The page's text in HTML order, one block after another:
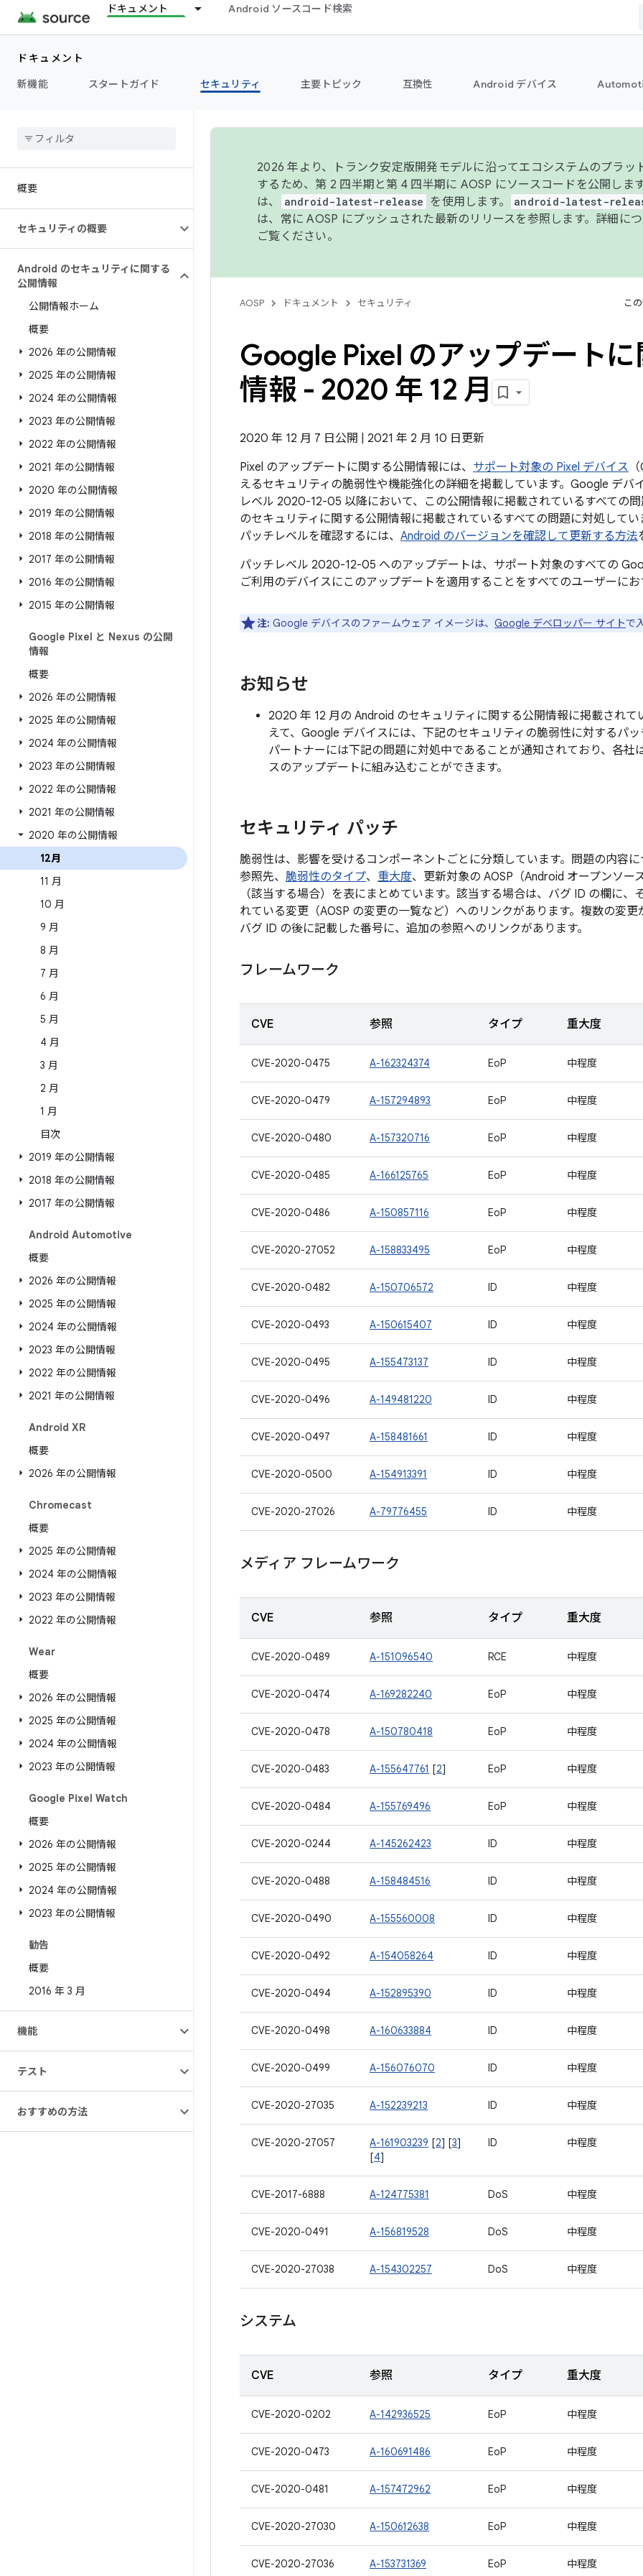
ドキュメント Android ソースコード検索
ドキュメント
新機能
スタートガイド セキュリティ 主要トピック 互換性 Android デバイス
概要
セキュリティの概要
Android のセキュリティに関する
公開情報
公開情報ホーム
概要
2026 年の公開情報
2025 年の公開情報
2024 年の公開情報
2023 年の公開情報
2022 年の公開情報
2021 年の公開情報
2020 年の公開情報
2019 年の公開情報
2018 年の公開情報
2017 年の公開情報
2016 年の公開情報
2015 年の公開情報
Google Pixel と Nexus の公開
情報
概要
2026 年の公開情報
2025 年の公開情報
2024 年の公開情報
2023 年の公開情報
2022 年の公開情報
2021 年の公開情報
2020 年の公開情報
12月
11 月
10 月
9 月
8 月
7 月
6 月
5 月
4 月
3 月
2 月
1 月
目次
2019 年の公開情報
2018 年の公開情報
2017 年の公開情報
Android Automotive
概要
2026 年の公開情報
2025 年の公開情報
2024 年の公開情報
2023 年の公開情報
2022 年の公開情報
2021 年の公開情報
Android XR
概要
2026 年の公開情報
Chromecast
概要
2025 年の公開情報
2024 年の公開情報
2023 年の公開情報
2022 年の公開情報
Wear
概要
2026 年の公開情報
2025 年の公開情報
2024 年の公開情報
2023 年の公開情報
Google Pixel Watch
概要
2026 年の公開情報
2025 年の公開情報
2024 年の公開情報
2023 年の公開情報
勧告
概要
2016 年 3 月
機能
テスト
おすすめの方法
2026 年より、トランク安定版開発モデルに沿ってエコシステムのプラッ
するため、第 2 四半期と第 4 四半期に AOSP にソースコードを公開しま
は、
android-latest-release を使用します。 android-latest-
は、常に AOSP にプッシュされた最新のリリースを参照します。詳細につ
ご覧ください。
AOSP ドキュメント セキュリティ こ
Google Pixel のアップデート
情報 - 2020 年 12 月
2020 年 12 月 7 日公開 | 2021 年 2 月 10 日更新
Pixel のアップデートに関する公開情報には、 サポート対象の Pixel デバイス
えるセキュリティの脆弱性や機能強化の詳細を掲載しています。Google デバ
レベル 2020-12-05 以降において、この公開情報に掲載されているすべての
のセキュリティに関する公開情報に掲載されているすべての問題に対処して
パッチレベルを確認するには、 Android のバージョンを確認して更新する方法
パッチレベル 2020-12-05 へのアップデートは、サポート対象のすべての
ご利用のデバイスにこのアップデートを適用することをすべてのユーザーにお
注: Google デバイスのファームウェア イメージは、 Google デベロッパー サイトで
お知らせ
2020 年 12 月の Android のセキュリティに関する公開情報に掲載されて
えて、Google デバイスには、下記のセキュリティの脆弱性に対するパ
パートナーには下記の問題に対処中であることが通知されており、各社
スのアップデートに組み込むことができます。
セキュリティ パッチ
脆弱性は、影響を受けるコンポーネントごとに分類しています。問題の内容
参照先、 脆弱性のタイプ、 重大度、更新対象の AOSP（Android オープンソー
（該当する場合）を表にまとめています。該当する場合は、バグ ID の欄に、
れている変更（AOSP の変更の一覧など）へのリンクがあります。複数の変更
バグ ID の後に記載した番号に、追加の参照へのリンクがあります。
フレームワーク
CVE 参照 タイプ 重大度
CVE-2020-0475 A-162324374 EoP 中程度
CVE-2020-0479 A-157294893 EoP 中程度
CVE-2020-0480 A-157320716 EoP 中程度
CVE-2020-0485 A-166125765 EoP 中程度
CVE-2020-0486 A-150857116 EoP 中程度
CVE-2020-27052 A-158833495 EoP 中程度
CVE-2020-0482 A-150706572 ID 中程度
CVE-2020-0493 A-150615407 ID 中程度
CVE-2020-0495 A-155473137 ID 中程度
CVE-2020-0496 A-149481220 ID 中程度
CVE-2020-0497 A-158481661 ID 中程度
CVE-2020-0500 A-154913391 ID 中程度
CVE-2020-27026 A-79776455 ID 中程度
メディア フレームワーク
CVE 参照 タイプ 重大度
CVE-2020-0489 A-151096540 RCE 中程度
CVE-2020-0474 A-169282240 EoP 中程度
CVE-2020-0478 A-150780418 EoP 中程度
CVE-2020-0483 A-155647761 [2] EoP 中程度
CVE-2020-0484 A-155769496 EoP 中程度
CVE-2020-0244 A-145262423 ID 中程度
CVE-2020-0488 A-158484516 ID 中程度
CVE-2020-0490 A-155560008 ID 中程度
CVE-2020-0492 A-154058264 ID 中程度
CVE-2020-0494 A-152895390 ID 中程度
CVE-2020-0498 A-160633884 ID 中程度
CVE-2020-0499 A-156076070 ID 中程度
CVE-2020-27035 A-152239213 ID 中程度
CVE-2020-27057 A-161903239 [2] [3]
[4]
ID 中程度
CVE-2017-6888 A-124775381 DoS 中程度
CVE-2020-0491 A-156819528 DoS 中程度
CVE-2020-27038 A-154302257 DoS 中程度
システム
CVE 参照 タイプ 重大度
CVE-2020-0202 A-142936525 EoP 中程度
CVE-2020-0473 A-160691486 EoP 中程度
CVE-2020-0481 A-157472962 EoP 中程度
CVE-2020-27030 A-150612638 EoP 中程度
CVE-2020-27036 A-153731369 EoP 中程度